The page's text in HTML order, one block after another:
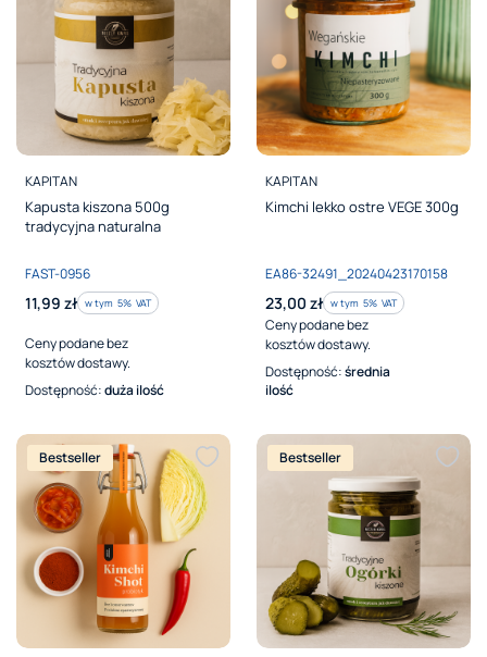
PRODUCENT
KAPITAN
Kapusta kiszona 500g
tradycyjna naturalna
Kod produktu
FAST-0956
Cena brutto
11,99 zł w tym %s VAT
w tym 5% VAT
Ceny podane bez
kosztów dostawy.
Dostępność:duża ilość
PRODUCENT
KAPITAN
Kimchi lekko ostre VEGE 300g
Kod produktu
EA86-32491_20240423170158
Cena brutto
23,00 zł w tym %s VAT
w tym 5% VAT
Ceny podane bez
kosztów dostawy.
Dostępność:średnia
ilość
Bestseller Bestseller